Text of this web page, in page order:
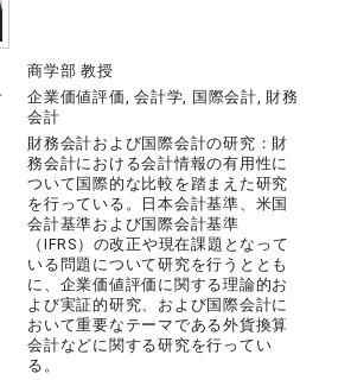
商学部 教授
企業価値評価, 会計学, 国際会計, 財務
会計
財務会計および国際会計の研究：財
務会計における会計情報の有用性に
ついて国際的な比較を踏まえた研究
を行っている。日本会計基準、米国
会計基準および国際会計基準
（IFRS）の改正や現在課題となって
いる問題について研究を行うととも
に、企業価値評価に関する理論的お
よび実証的研究、および国際会計に
おいて重要なテーマである外貨換算
会計などに関する研究を行ってい
る。